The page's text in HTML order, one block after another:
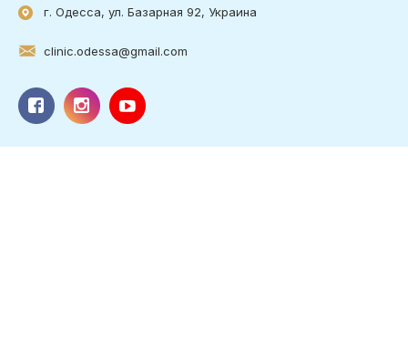
г. Одесса, ул. Базарная 92, Украина
clinic.odessa@gmail.com